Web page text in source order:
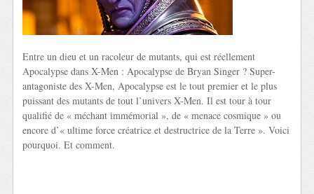
Entre un dieu et un racoleur de mutants, qui est réellement
Apocalypse dans X-Men : Apocalypse de Bryan Singer ? Super-
antagoniste des X-Men, Apocalypse est le tout premier et le plus
puissant des mutants de tout l’univers X-Men. Il est tour à tour
qualifié de « méchant immémorial », de « menace cosmique » ou
encore d’« ultime force créatrice et destructrice de la Terre ». Voici
pourquoi. Et comment.